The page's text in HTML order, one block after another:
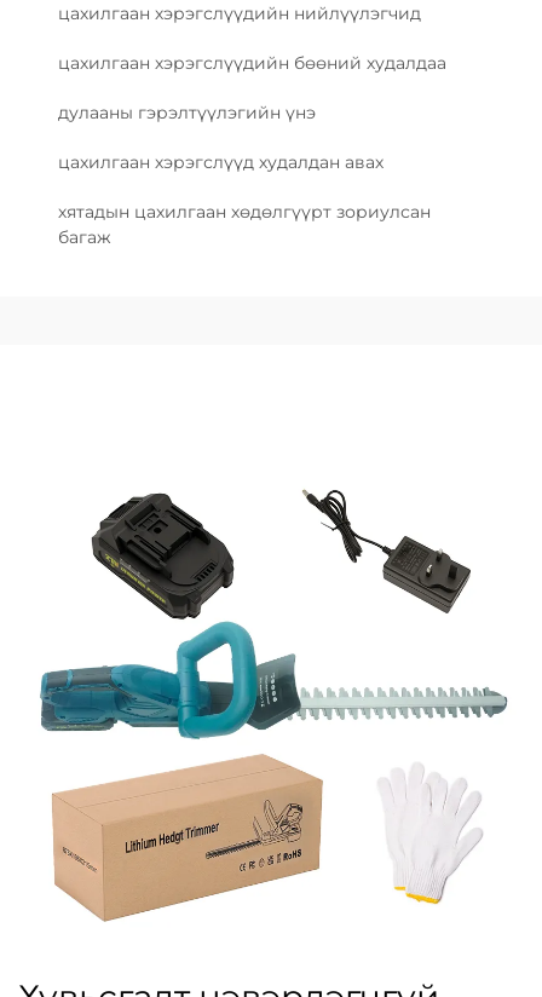
цахилгаан хэрэгслүүдийн нийлүүлэгчид
цахилгаан хэрэгслүүдийн бөөний худалдаа
дулааны гэрэлтүүлэгийн үнэ
цахилгаан хэрэгслүүд худалдан авах
хятадын цахилгаан хөдөлгүүрт зориулсан
багаж